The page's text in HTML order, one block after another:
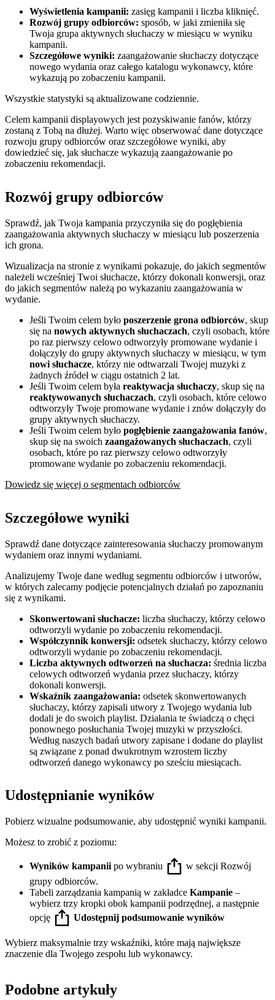
Wyświetlenia kampanii: zasięg kampanii i liczba kliknięć.
Rozwój grupy odbiorców: sposób, w jaki zmieniła się
Twoja grupa aktywnych słuchaczy w miesiącu w wyniku
kampanii.
Szczegółowe wyniki: zaangażowanie słuchaczy dotyczące
nowego wydania oraz całego katalogu wykonawcy, które
wykazują po zobaczeniu kampanii.
Wszystkie statystyki są aktualizowane codziennie.
Celem kampanii displayowych jest pozyskiwanie fanów, którzy
zostaną z Tobą na dłużej. Warto więc obserwować dane dotyczące
rozwoju grupy odbiorców oraz szczegółowe wyniki, aby
dowiedzieć się, jak słuchacze wykazują zaangażowanie po
zobaczeniu rekomendacji.
Rozwój grupy odbiorców
Sprawdź, jak Twoja kampania przyczyniła się do pogłębienia
zaangażowania aktywnych słuchaczy w miesiącu lub poszerzenia
ich grona.
Wizualizacja na stronie z wynikami pokazuje, do jakich segmentów
należeli wcześniej Twoi słuchacze, którzy dokonali konwersji, oraz
do jakich segmentów należą po wykazaniu zaangażowania w
wydanie.
Jeśli Twoim celem było poszerzenie grona odbiorców, skup
się na nowych aktywnych słuchaczach, czyli osobach, które
po raz pierwszy celowo odtworzyły promowane wydanie i
dołączyły do grupy aktywnych słuchaczy w miesiącu, w tym
nowi słuchacze, którzy nie odtwarzali Twojej muzyki z
żadnych źródeł w ciągu ostatnich 2 lat.
Jeśli Twoim celem była reaktywacja słuchaczy, skup się na
reaktywowanych słuchaczach, czyli osobach, które celowo
odtworzyły Twoje promowane wydanie i znów dołączyły do
grupy aktywnych słuchaczy.
Jeśli Twoim celem było pogłębienie zaangażowania fanów,
skup się na swoich zaangażowanych słuchaczach, czyli
osobach, które po raz pierwszy celowo odtworzyły
promowane wydanie po zobaczeniu rekomendacji.
Dowiedz się więcej o segmentach odbiorców
Szczegółowe wyniki
Sprawdź dane dotyczące zainteresowania słuchaczy promowanym
wydaniem oraz innymi wydaniami.
Analizujemy Twoje dane według segmentu odbiorców i utworów,
w których zalecamy podjęcie potencjalnych działań po zapoznaniu
się z wynikami.
Skonwertowani słuchacze: liczba słuchaczy, którzy celowo
odtworzyli wydanie po zobaczeniu rekomendacji.
Współczynnik konwersji: odsetek słuchaczy, którzy celowo
odtworzyli wydanie po zobaczeniu rekomendacji.
Liczba aktywnych odtworzeń na słuchacza: średnia liczba
celowych odtworzeń wydania przez słuchaczy, którzy
dokonali konwersji.
Wskaźnik zaangażowania: odsetek skonwertowanych
słuchaczy, którzy zapisali utwory z Twojego wydania lub
dodali je do swoich playlist. Działania te świadczą o chęci
ponownego posłuchania Twojej muzyki w przyszłości.
Według naszych badań utwory zapisane i dodane do playlist
są związane z ponad dwukrotnym wzrostem liczby
odtworzeń danego wykonawcy po sześciu miesiącach.
Udostępnianie wyników
Pobierz wizualne podsumowanie, aby udostępnić wyniki kampanii.
Możesz to zrobić z poziomu:
Wyników kampanii po wybraniu
w sekcji Rozwój
grupy odbiorców.
Tabeli zarządzania kampanią w zakładce Kampanie –
wybierz trzy kropki obok kampanii podrzędnej, a następnie
opcję
Udostępnij podsumowanie wyników
Wybierz maksymalnie trzy wskaźniki, które mają największe
znaczenie dla Twojego zespołu lub wykonawcy.
Podobne artykuły